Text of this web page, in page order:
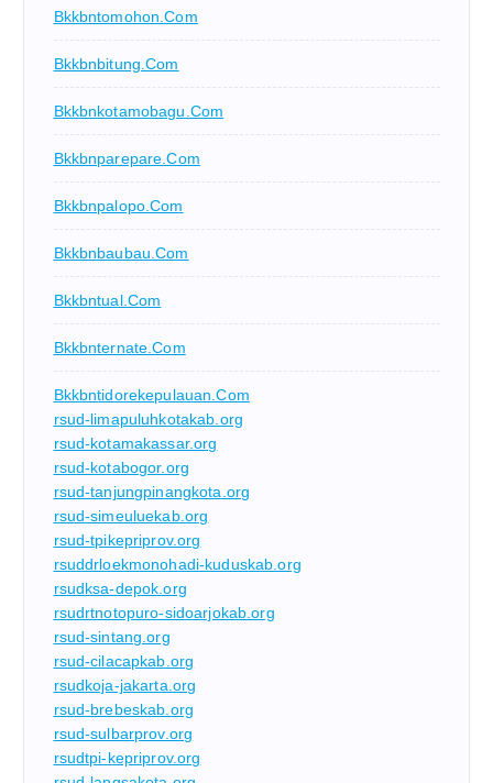
Bkkbntomohon.com
Bkkbnbitung.com
Bkkbnkotamobagu.com
Bkkbnparepare.com
Bkkbnpalopo.com
Bkkbnbaubau.com
Bkkbntual.com
Bkkbnternate.com
Bkkbntidorekepulauan.com
rsud-limapuluhkotakab.org
rsud-kotamakassar.org
rsud-kotabogor.org
rsud-tanjungpinangkota.org
rsud-simeuluekab.org
rsud-tpikepriprov.org
rsuddrloekmonohadi-kuduskab.org
rsudksa-depok.org
rsudrtnotopuro-sidoarjokab.org
rsud-sintang.org
rsud-cilacapkab.org
rsudkoja-jakarta.org
rsud-brebeskab.org
rsud-sulbarprov.org
rsudtpi-kepriprov.org